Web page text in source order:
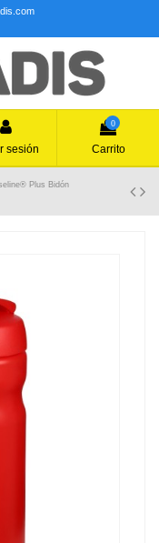
sesión
0
Carrito
Plus Bidón